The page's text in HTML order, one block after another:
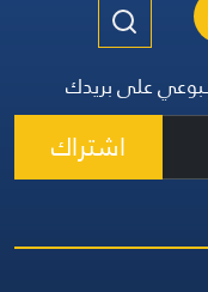
على بريدك
اشتراك